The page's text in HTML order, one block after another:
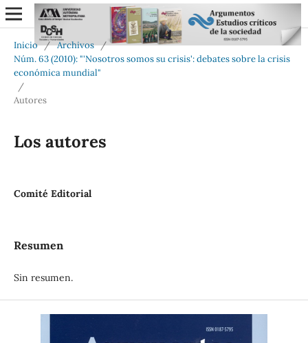
Inicio / Archivos /
Núm. 63 (2010): "'Nosotros somos su crisis': debates sobre la crisis
económica mundial"
/
Autores
Los autores
Comité Editorial
Resumen
Sin resumen.